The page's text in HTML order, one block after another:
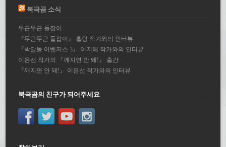
북극곰 소식
두근두근 돌잡이
『두근두근 돌잡이』 홀링 작가와의 인터뷰
『박달동 어벤저스 3』 이지혜 작가와의 인터뷰
이은선 작가의 『깨지면 안 돼!』 출간
『깨지면 안 돼!』 이은선 작가와의 인터뷰
북극곰의 친구가 되어주세요